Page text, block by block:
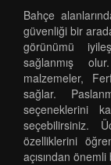
Bahçe
güvenliği bir
görünümü
sağlanmış
malzemeler,
sağlar.
seçeneklerini
seçebilirsiniz.
özelliklerini
açısından önemli